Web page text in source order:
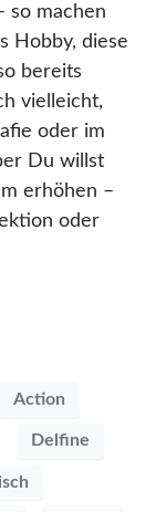
so machen
Hobby, diese
bereits
vielleicht,
oder im
Du willst
erhöhen –
oder
Action
Delfine